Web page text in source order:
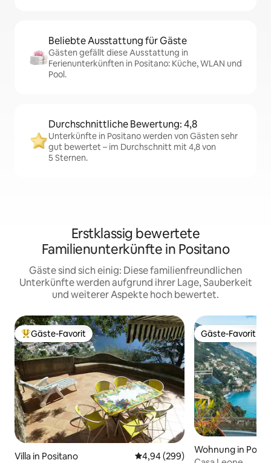
Beliebte Ausstattung für Gäste
Gästen gefällt diese Ausstattung in
Ferienunterkünften in Positano: Küche, WLAN und
Pool.
Durchschnittliche Bewertung: 4,8
Unterkünfte in Positano werden von Gästen sehr
gut bewertet – im Durchschnitt mit 4,8 von
5 Sternen.
Erstklassig bewertete
Familienunterkünfte in Positano
Gäste sind sich einig: Diese familienfreundlichen
Unterkünfte werden aufgrund ihrer Lage, Sauberkeit
und weiterer Aspekte hoch bewertet.
Beliebter Gäste-Favorit.
Gäste-Favorit
Villa in Positano Durchschnittliche Bewertung:
4,94 (299)
Gäste-Favorit
Gäste-Favorit
Wohnung in